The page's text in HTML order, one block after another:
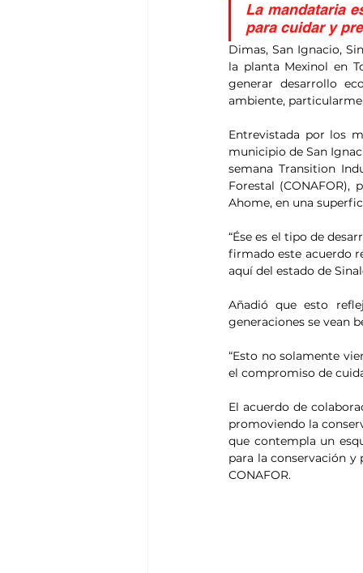
La mandataria
para cuidar y
Dimas, San Ignacio,
la planta Mexinol en
generar desarrollo
ambiente,
Entrevistada por los
municipio de San
semana Transition
Forestal
Ahome, en una
“Ése es el tipo de
firmado este acuerdo
aquí del estado de
Añadió que esto
generaciones se vean
“Esto no solamente
el compromiso de
El acuerdo de
promoviendo la
que contempla un
para la conservación y
CONAFOR.